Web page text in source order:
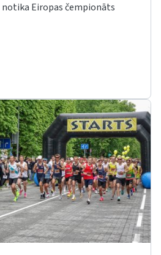
Eiropas čempionāts